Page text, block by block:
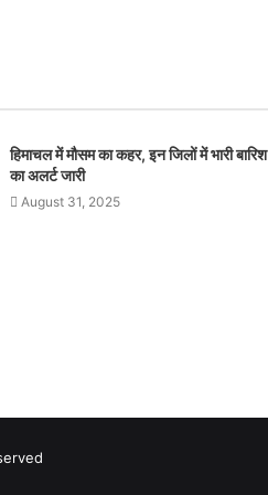
हिमाचल में मौसम का कहर, इन जिलों में भारी बारिश
का अलर्ट जारी
August 31, 2025